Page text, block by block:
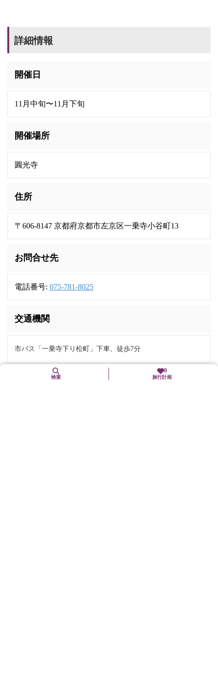
詳細情報
開催日
11月中旬〜11月下旬
開催場所
圓光寺
住所
〒606-8147 京都府京都市左京区一乗寺小谷町13
お問合せ先
電話番号: 075-781-8025
交通機関
市バス「一乗寺下り松町」下車、徒歩7分
0
旅行計画
検索